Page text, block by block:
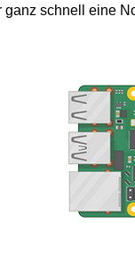
schnell eine